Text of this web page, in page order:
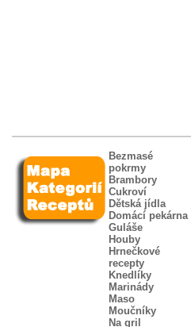
Bezmasé
pokrmy
Brambory
Cukroví
Dětská jídla
Domácí pekárna
Guláše
Houby
Hrnečkové
recepty
Knedlíky
Marinády
Maso
Moučníky
Na gril